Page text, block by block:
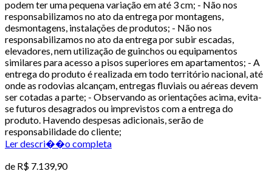
podem ter uma pequena variação em até 3 cm; - Não nos
responsabilizamos no ato da entrega por montagens,
desmontagens, instalações de produtos; - Não nos
responsabilizamos no ato da entrega por subir escadas,
elevadores, nem utilização de guinchos ou equipamentos
similares para acesso a pisos superiores em apartamentos; - A
entrega do produto é realizada em todo território nacional, até
onde as rodovias alcançam, entregas fluviais ou aéreas devem
ser cotadas a parte; - Observando as orientações acima, evita-
se futuros desagrados ou imprevistos com a entrega do
produto. Havendo despesas adicionais, serão de
responsabilidade do cliente;
Ler descri��o completa
de R$ 7.139,90